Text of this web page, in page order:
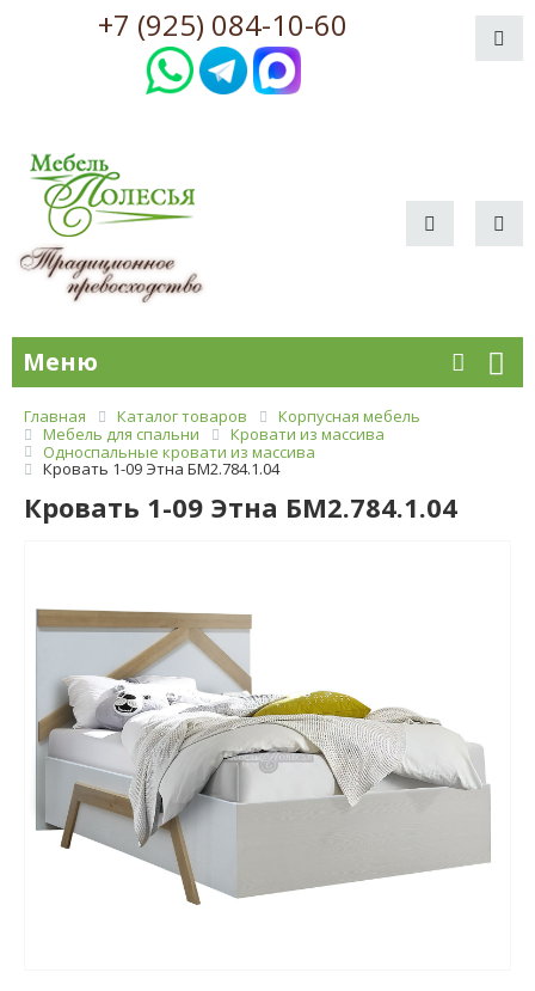
+7 (925) 084-10-60
Меню
Главная Каталог товаров
Корпусная мебель
Мебель для спальни
Кровати из массива
Односпальные кровати из массива
Кровать 1-09 Этна БМ2.784.1.04
Кровать 1-09 Этна БМ2.784.1.04